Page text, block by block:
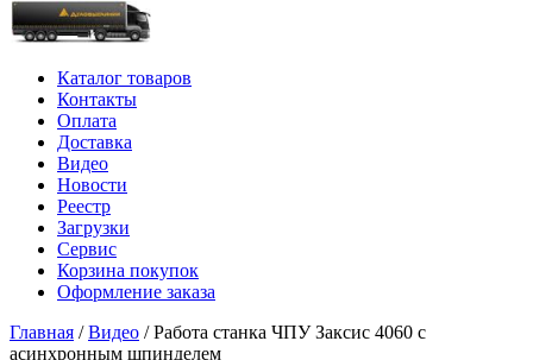
Каталог товаров
Контакты
Оплата
Доставка
Видео
Новости
Реестр
Загрузки
Сервис
Корзина покупок
Оформление заказа
Главная /Видео / Работа станка ЧПУ Заксис 4060 с
асинхронным шпинделем